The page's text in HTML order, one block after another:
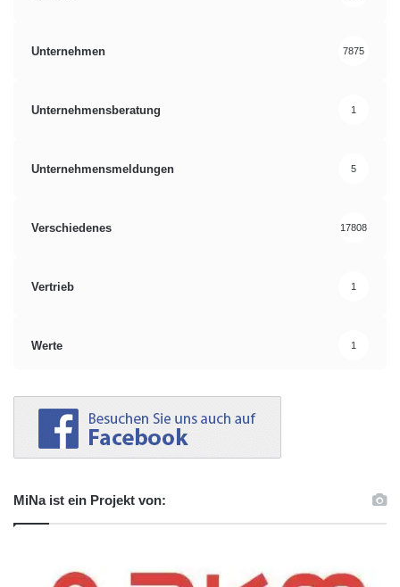
Unternehmen 7875
Unternehmensberatung 1
Unternehmensmeldungen 5
Verschiedenes 17808
Vertrieb 1
Werte 1
MiNa ist ein Projekt von: